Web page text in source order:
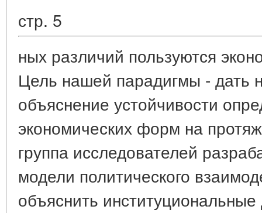
стр. 5
ных различий пользуются
Цель нашей парадигмы - дать
объяснение устойчивости
экономических форм на
группа исследователей
модели политического
объяснить